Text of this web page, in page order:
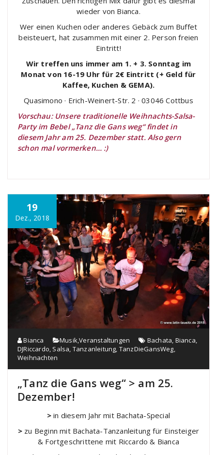
wieder von Bianca.
Wer einen Kuchen oder anderes Gebäck zum Buffet
beisteuert, hat zusammen mit einer 2. Person freien
Eintritt!
Wir treffen uns immer am 1. + 3. Sonntag im
Monat von 16-19 Uhr für 2€ Eintritt (+ Geld für
Kaffee, Kuchen & GEMA).
Quasimono · Erich-Weinert-Str. 2 · 03046 Cottbus
Vorschau: Unsere traditionelle Weihnachts-Salsa-
Party im Bebel „Tanz die Gans weg“ findet in
diesem Jahr am 25. Dezember statt. Also gern
schon mal vormerken… :)
19
Dez., 2018
Bianca Musik,Veranstaltungen Bachata, Bianca,
DJRiccardo, Salsa, Tanzanleitung, TanzDieGansWeg,
Weihnachten
„Tanz die Gans weg“ > am 25.
Dezember!
> in diesem Jahr mit Bachata-Special
> zu Beginn mit Bachata-Tanzanleitung für Einsteiger
& Fortgeschrittene mit Riccardo & Bianca